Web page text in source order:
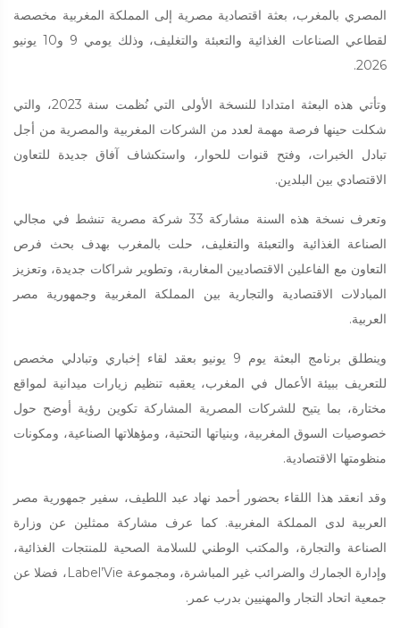
المصري بالمغرب، بعثة اقتصادية مصرية إلى المملكة المغربية مخصصة
لقطاعي الصناعات الغذائية والتعبئة والتغليف، وذلك يومي 9 و10 يونيو
2026.
وتأتي هذه البعثة امتدادا للنسخة الأولى التي نُظمت سنة 2023، والتي
شكلت حينها فرصة مهمة لعدد من الشركات المغربية والمصرية من أجل
تبادل الخبرات، وفتح قنوات للحوار، واستكشاف آفاق جديدة للتعاون
الاقتصادي بين البلدين.
وتعرف نسخة هذه السنة مشاركة 33 شركة مصرية تنشط في مجالي
الصناعة الغذائية والتعبئة والتغليف، حلت بالمغرب بهدف بحث فرص
التعاون مع الفاعلين الاقتصاديين المغاربة، وتطوير شراكات جديدة، وتعزيز
المبادلات الاقتصادية والتجارية بين المملكة المغربية وجمهورية مصر
العربية.
وينطلق برنامج البعثة يوم 9 يونيو بعقد لقاء إخباري وتبادلي مخصص
للتعريف ببيئة الأعمال في المغرب، يعقبه تنظيم زيارات ميدانية لمواقع
مختارة، بما يتيح للشركات المصرية المشاركة تكوين رؤية أوضح حول
خصوصيات السوق المغربية، وبنياتها التحتية، ومؤهلاتها الصناعية، ومكونات
منظومتها الاقتصادية.
وقد انعقد هذا اللقاء بحضور أحمد نهاد عبد اللطيف، سفير جمهورية مصر
العربية لدى المملكة المغربية. كما عرف مشاركة ممثلين عن وزارة
الصناعة والتجارة، والمكتب الوطني للسلامة الصحية للمنتجات الغذائية،
وإدارة الجمارك والضرائب غير المباشرة، ومجموعة Label’Vie، فضلا عن
جمعية اتحاد التجار والمهنيين بدرب عمر.